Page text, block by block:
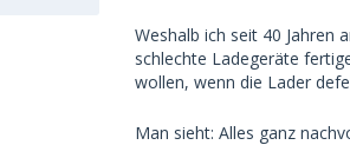
Weshalb ich seit 40 Jahren
schlechte Ladegeräte
wollen, wenn die Lader
Man sieht: Alles ganz